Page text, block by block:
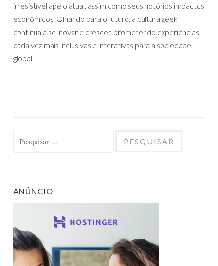
irresistível apelo atual, assim como seus notórios impactos
econômicos. Olhando para o futuro, a cultura geek
continua a se inovar e crescer, prometendo experiências
cada vez mais inclusivas e interativas para a sociedade
global.
ANÚNCIO